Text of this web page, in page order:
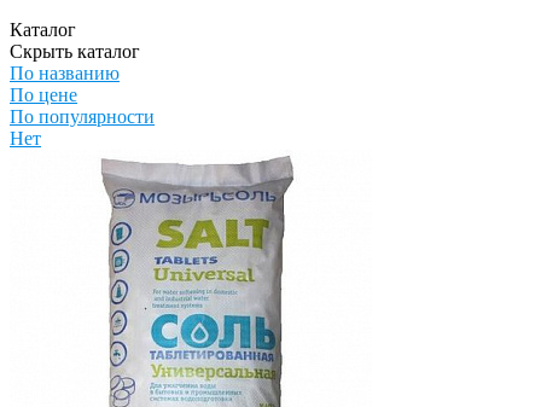
Каталог
Скрыть каталог
По названию
По цене
По популярности
Нет